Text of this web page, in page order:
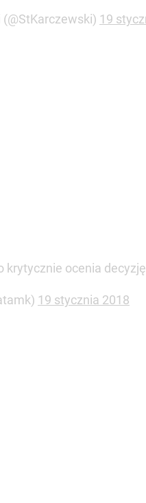
19
krytycznie ocenia
19 stycznia 2018